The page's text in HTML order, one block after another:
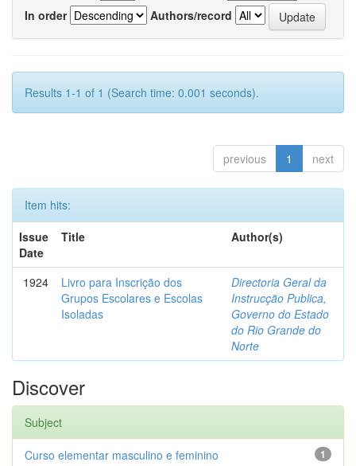
In order
Authors/record
Results 1-1 of 1 (Search time: 0.001 seconds).
previous 1 next
Item hits:
Issue
Date
Title Author(s)
1924
Livro para Inscrição dos
Grupos Escolares e Escolas
Isoladas
Directoria Geral da
Instrucção Publica,
Governo do Estado
do Rio Grande do
Norte
Discover
Subject
1
Curso elementar masculino e feminino